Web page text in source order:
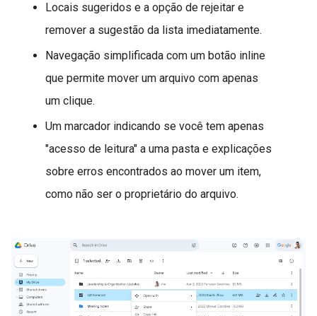
Locais sugeridos e a opção de rejeitar e
remover a sugestão da lista imediatamente.
Navegação simplificada com um botão inline
que permite mover um arquivo com apenas
um clique.
Um marcador indicando se você tem apenas
"acesso de leitura" a uma pasta e explicações
sobre erros encontrados ao mover um item,
como não ser o proprietário do arquivo.